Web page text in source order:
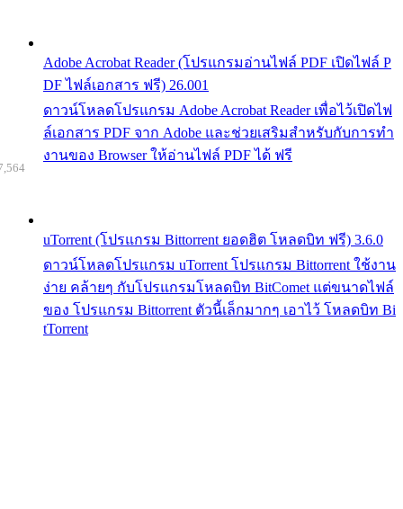
Adobe Acrobat Reader (โปรแกรมอ่านไฟล์ PDF เปิดไฟล์ P
DF ไฟล์เอกสาร ฟรี) 26.001
ดาวน์โหลดโปรแกรม Adobe Acrobat Reader เพื่อไว้เปิดไฟ
ล์เอกสาร PDF จาก Adobe และช่วยเสริมสำหรับกับการทำ
งานของ Browser ให้อ่านไฟล์ PDF ได้ ฟรี
uTorrent (โปรแกรม Bittorrent ยอดฮิต โหลดบิท ฟรี) 3.6.0
ดาวน์โหลดโปรแกรม uTorrent โปรแกรม Bittorrent ใช้งาน
ง่าย คล้ายๆ กับโปรแกรมโหลดบิท BitComet แต่ขนาดไฟล์
ของ โปรแกรม Bittorrent ตัวนี้เล็กมากๆ เอาไว้ โหลดบิท Bi
tTorrent